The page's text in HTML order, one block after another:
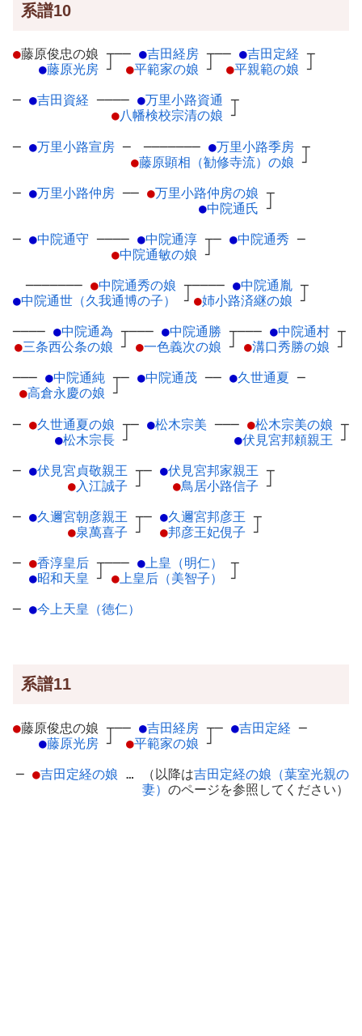
系譜10
●藤原俊忠の娘 ┬
●藤原光房 ┘
── ●吉田経房 ┬
●平範家の娘 ┘
── ●吉田定経 ┬
●平親範の娘 ┘
─ ●吉田資経 ──── ●万里小路資通 ┬
●八幡検校宗清の娘 ┘
─ ●万里小路宣房 ─ ─────── ●万里小路季房 ┬
●藤原顕相（勧修寺流）の娘 ┘
─ ●万里小路仲房 ── ●万里小路仲房の娘 ┬
●中院通氏 ┘
─ ●中院通守 ──── ●中院通淳 ┬
●中院通敏の娘 ┘
─ ●中院通秀 ─
─────── ●中院通秀の娘 ┬
●中院通世（久我通博の子） ┘
──── ●中院通胤 ┬
●姉小路済継の娘 ┘
──── ●中院通為 ┬
●三条西公条の娘 ┘
─── ●中院通勝 ┬
●一色義次の娘 ┘
─── ●中院通村 ┬
●溝口秀勝の娘 ┘
─── ●中院通純 ┬
●高倉永慶の娘 ┘
─ ●中院通茂 ── ●久世通夏 ─
─ ●久世通夏の娘 ┬
●松木宗長 ┘
─ ●松木宗美 ─── ●松木宗美の娘 ┬
●伏見宮邦頼親王 ┘
─ ●伏見宮貞敬親王 ┬
●入江誠子 ┘
─ ●伏見宮邦家親王 ┬
●鳥居小路信子 ┘
─ ●久邇宮朝彦親王 ┬
●泉萬喜子 ┘
─ ●久邇宮邦彦王 ┬
●邦彦王妃俔子 ┘
─ ●香淳皇后 ┬
●昭和天皇 ┘
─── ●上皇（明仁）
┬
●上皇后（美智子） ┘
─ ●今上天皇（徳仁）
系譜11
●藤原俊忠の娘 ┬
●藤原光房 ┘
── ●吉田経房 ┬
●平範家の娘 ┘
─ ●吉田定経 ─
─ ●吉田定経の娘 … （以降は吉田定経の娘（葉室光親の
妻） のページを参照してください）